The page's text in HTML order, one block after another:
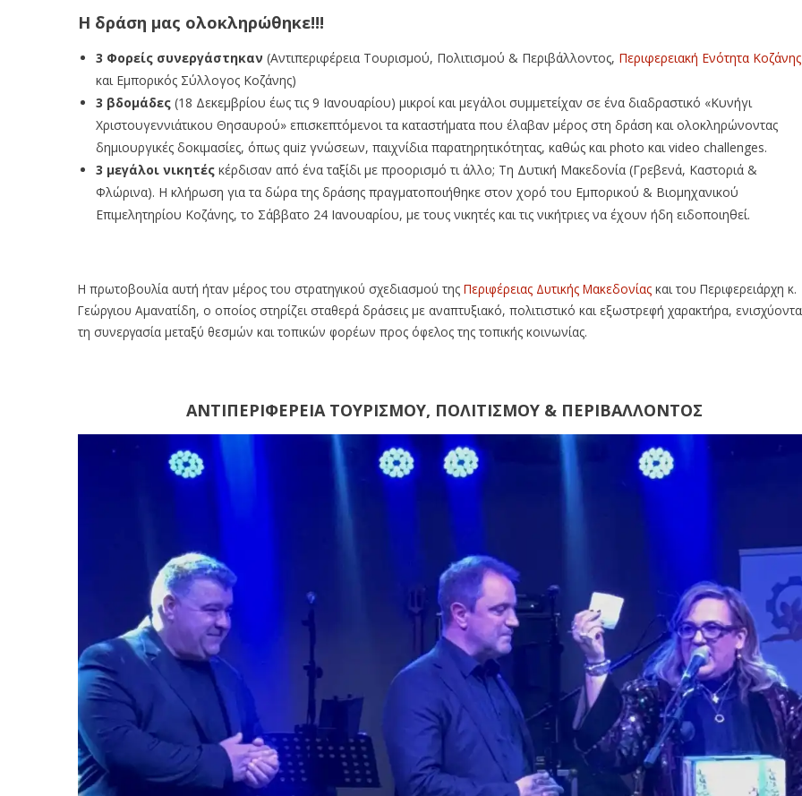
Η δράση μας ολοκληρώθηκε!!!
3 Φορείς συνεργάστηκαν (Αντιπεριφέρεια Τουρισμού, Πολιτισμού & Περιβάλλοντος, Περιφερειακή Ενότητα Κοζάνης
και Εμπορικός Σύλλογος Κοζάνης)
3 βδομάδες (18 Δεκεμβρίου έως τις 9 Ιανουαρίου) μικροί και μεγάλοι συμμετείχαν σε ένα διαδραστικό «Κυνήγι
Χριστουγεννιάτικου Θησαυρού» επισκεπτόμενοι τα καταστήματα που έλαβαν μέρος στη δράση και ολοκληρώνοντας
δημιουργικές δοκιμασίες, όπως quiz γνώσεων, παιχνίδια παρατηρητικότητας, καθώς και photo και video challenges.
3 μεγάλοι νικητές κέρδισαν από ένα ταξίδι με προορισμό τι άλλο; Τη Δυτική Μακεδονία (Γρεβενά, Καστοριά &
Φλώρινα). Η κλήρωση για τα δώρα της δράσης πραγματοποιήθηκε στον χορό του Εμπορικού & Βιομηχανικού
Επιμελητηρίου Κοζάνης, το Σάββατο 24 Ιανουαρίου, με τους νικητές και τις νικήτριες να έχουν ήδη ειδοποιηθεί.
Η πρωτοβουλία αυτή ήταν μέρος του στρατηγικού σχεδιασμού της Περιφέρειας Δυτικής Μακεδονίας και του Περιφερειάρχη κ.
Γεώργιου Αμανατίδη, ο οποίος στηρίζει σταθερά δράσεις με αναπτυξιακό, πολιτιστικό και εξωστρεφή χαρακτήρα,
τη συνεργασία μεταξύ θεσμών και τοπικών φορέων προς όφελος της τοπικής κοινωνίας.
ΑΝΤΙΠΕΡΙΦΕΡΕΙΑ ΤΟΥΡΙΣΜΟΥ, ΠΟΛΙΤΙΣΜΟΥ & ΠΕΡΙΒΑΛΛΟΝΤΟΣ